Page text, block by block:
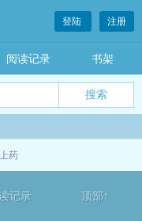
登陆 注册
阅读记录 书架
上药
记录 顶部↑